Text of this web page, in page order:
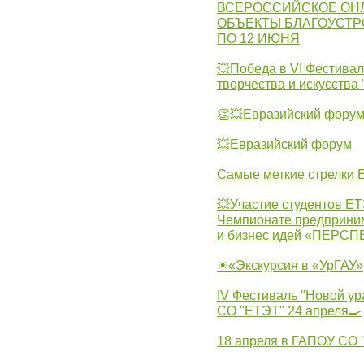
ВСЕРОССИЙСКОЕ
ОБЪЕКТЫ
ПО 12 ИЮНЯ
💥Победа в VI
творчества и
👏💥Евразийский форум
💥Евразийский форум
Самые меткие стрелки
💥Участие студентов
Чемпионате
и бизнес идей
☀«Экскурсия в «УрГАУ»
IV Фестиваль "Новой
СО "ЕТЭТ" 24 апреля🍳
18 апреля в ГАПОУ СО